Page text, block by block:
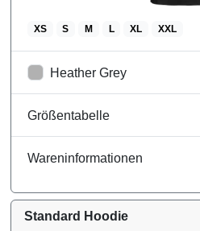
XS S M L XL XXL
Heather Grey
Größentabelle
Wareninformationen
Standard Hoodie